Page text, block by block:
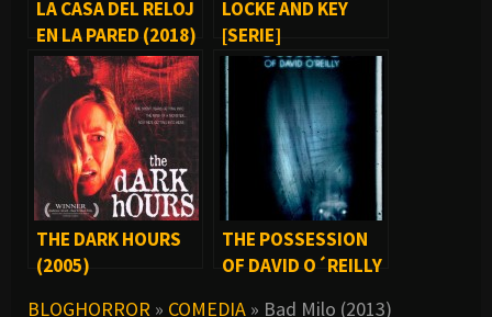
LA CASA DEL RELOJ
EN LA PARED (2018)
LOCKE AND KEY
[SERIE]
THE DARK HOURS
(2005)
THE POSSESSION
OF DAVID O´REILLY
BLOGHORROR » COMEDIA » Bad Milo (2013)